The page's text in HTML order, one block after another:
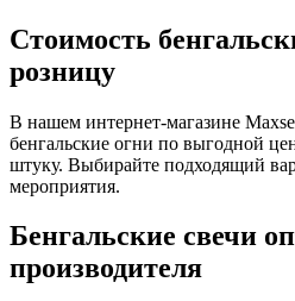
Стоимость
розницу
В нашем интернет-магазине
бенгальские огни по выгодной
штуку. Выбирайте подходящий
мероприятия.
Бенгальские свечи
производителя